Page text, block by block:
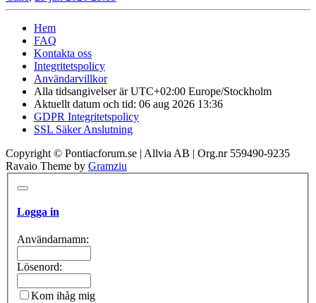
Hem
FAQ
Kontakta oss
Integritetspolicy
Användarvillkor
Alla tidsangivelser är UTC+02:00 Europe/Stockholm
Aktuellt datum och tid: 06 aug 2026 13:36
GDPR Integritetspolicy
SSL Säker Anslutning
Copyright © Pontiacforum.se | Allvia AB | Org.nr 559490-9235
Ravaio Theme by Gramziu
Logga in
Användarnamn:
Lösenord:
Kom ihåg mig